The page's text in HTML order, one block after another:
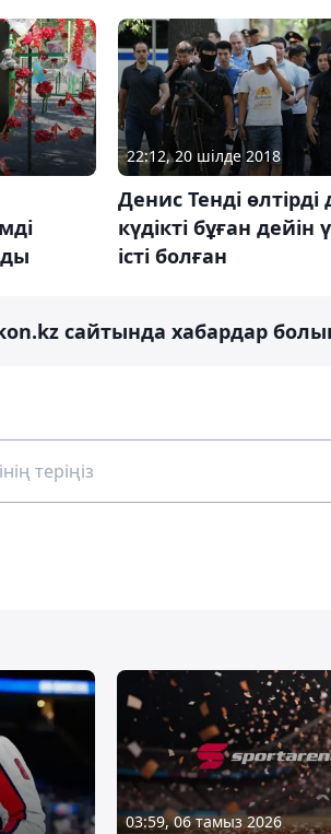
22:12, 20 шілде 2018
Денис Тенді өлтірді
күдікті бұған дейін
істі болған
сайтында хабардар
03:59, 06 тамыз 2026